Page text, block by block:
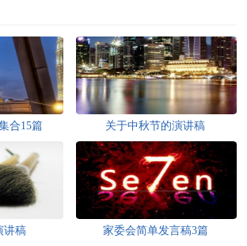
合15篇 关于中秋节的演讲稿
讲稿 家委会简单发言稿3篇